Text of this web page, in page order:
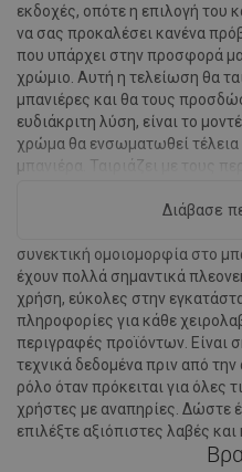
εκδοχές, οπότε η επιλογή του
να σας προκαλέσει κανένα
που υπάρχει στην προσφορά
χρώμιο. Αυτή η τελείωση θα
μπανιέρες και θα τους
ευδιάκριτη λύση, είναι το
χρώμα θα ενσωματωθεί τέλεια
μπανιέρα. Ταιριάζει με τους
σίγουρα το μοντέλο σε χρυσό
συνεκτική ομοιομορφία στο
έχουν πολλά σημαντικά
χρήση, εύκολες στην
πληροφορίες για κάθε
περιγραφές προϊόντων. Είναι
τεχνικά δεδομένα πριν από
ρόλο όταν πρόκειται για όλες
χρήστες με αναπηρίες. Δώστε
επιλέξτε αξιόπιστες λαβές
Διάβασε